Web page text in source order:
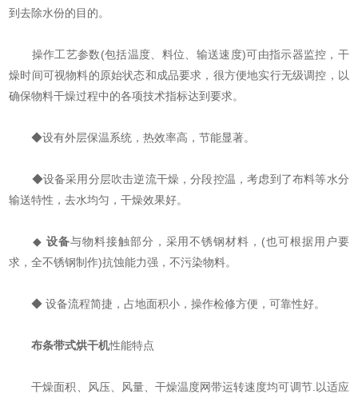
到去除水份的目的。
操作工艺参数(包括温度、料位、输送速度)可由指示器监控，干
燥时间可视物料的原始状态和成品要求，很方便地实行无级调控，以
确保物料干燥过程中的各项技术指标达到要求。
◆设有外层保温系统，热效率高，节能显著。
◆设备采用分层吹击逆流干燥，分段控温，考虑到了布料等水分
输送特性，去水均匀，干燥效果好。
◆设备与物料接触部分，采用不锈钢材料，(也可根据用户要
求，全不锈钢制作)抗蚀能力强，不污染物料。
◆ 设备流程简捷，占地面积小，操作检修方便，可靠性好。
布条带式烘干机性能特点
干燥面积、风压、风量、干燥温度网带运转速度均可调节.以适应